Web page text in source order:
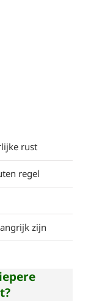
rust
regel
zijn